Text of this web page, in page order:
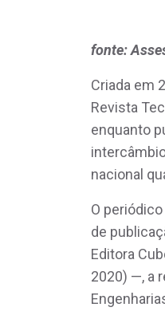
fonte:
Criada em
Revista
enquanto
nacional
O
de
Editora
2020) —, a